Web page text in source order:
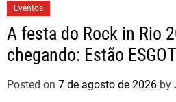
Eventos
A festa do Rock in Rio
chegando: Estão
Posted on 7 de agosto de 2026 by